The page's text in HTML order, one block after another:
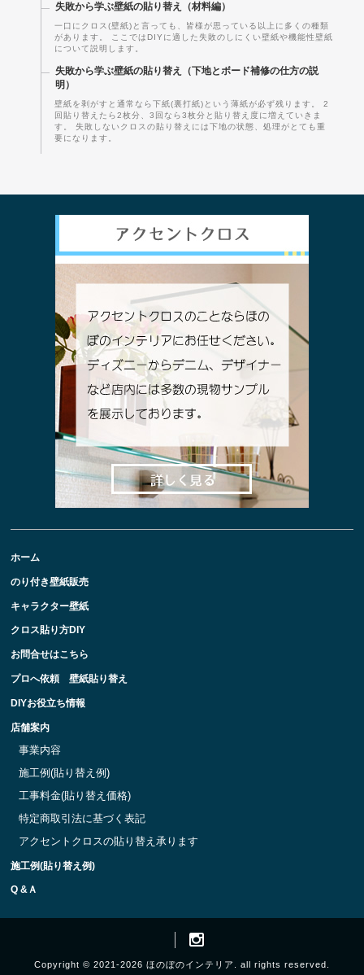
失敗から学ぶ壁紙の貼り替え（材料編）
一口にクロス(壁紙)と言っても、皆様が思っている以上に多くの種類
があります。 ここではDIYに適した失敗のしにくい壁紙や機能性壁紙
について説明します。
失敗から学ぶ壁紙の貼り替え（下地とボード補修の仕方の説
明）
壁紙を剥がすと通常なら下紙(裏打紙)という薄紙が必ず残ります。 2
回貼り替えたら2枚分、3回なら3枚分と貼り替え度に増えていきま
す。 失敗しないクロスの貼り替えには下地の状態、処理がとても重
要になります。
ホーム
のり付き壁紙販売
キャラクター壁紙
クロス貼り方DIY
お問合せはこちら
プロへ依頼 壁紙貼り替え
DIYお役立ち情報
店舗案内
事業内容
施工例(貼り替え例)
工事料金(貼り替え価格)
特定商取引法に基づく表記
アクセントクロスの貼り替え承ります
施工例(貼り替え例)
Q &Ａ
Copyright © 2021-2026 ほのぼのインテリア. all rights reserved.